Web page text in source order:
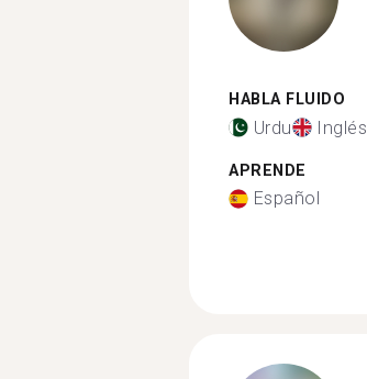
HABLA FLUIDO
Urdu Inglés
APRENDE
Español